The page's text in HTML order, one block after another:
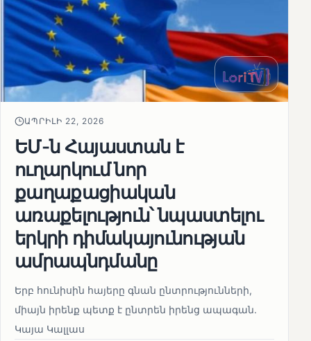
ԱՊՐԻԼԻ 22, 2026
ԵՄ-ն Հայաստան է
ուղարկում նոր
քաղաքացիական
առաքելություն՝ նպաստելու
երկրի դիմակայունության
ամրապնդմանը
Երբ հունիսին հայերը գնան ընտրությունների,
միայն իրենք պետք է ընտրեն իրենց ապագան.
Կայա Կալլաս